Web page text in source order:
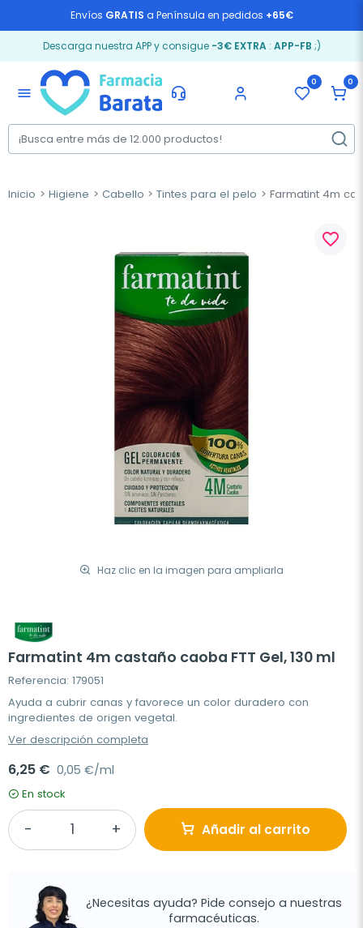
Envíos GRATIS a Península en pedidos +65€
Descarga nuestra APP y consigue -3€ EXTRA: APP-FB ;)
menu
0 0
Inicio Higiene Cabello Tintes para el pelo Farmatint 4m
Haz clic en la imagen para ampliarla
favorite_border
Farmatint 4m castaño caoba FTT Gel, 130 ml
Referencia: 179051
Ayuda a cubrir canas y favorece un color duradero con
ingredientes de origen vegetal.
Ver descripción completa
6,25 € 0,05 €/ml
En stock
Añadir al carrito
¿Necesitas ayuda? Pide consejo a nuestras
farmacéuticas.